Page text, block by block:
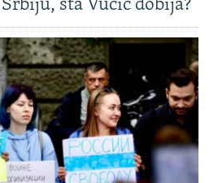
šta Vučić dobija?